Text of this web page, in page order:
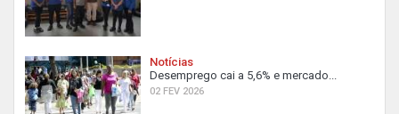
Notícias
Desemprego cai a 5,6% e mercado...
02 FEV 2026